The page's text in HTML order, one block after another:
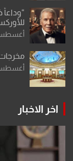
“وداعاً
أغسطس 6,
مخرجات
أغسطس 6,
اخر الاخبار